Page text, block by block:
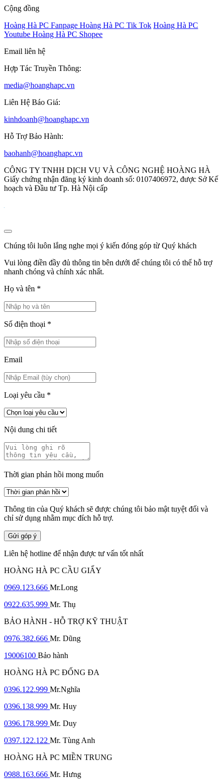
Cộng đồng
Hoàng Hà PC Fanpage Hoàng Hà PC Tik Tok Hoàng Hà PC
Youtube Hoàng Hà PC Shopee
Email liên hệ
Hợp Tác Truyền Thông:
media@hoanghapc.vn
Liên Hệ Báo Giá:
kinhdoanh@hoanghapc.vn
Hỗ Trợ Bảo Hành:
baohanh@hoanghapc.vn
CÔNG TY TNHH DỊCH VỤ VÀ CÔNG NGHỆ HOÀNG HÀ
Giấy chứng nhận đăng ký kinh doanh số: 0107406972, được Sở Kế
hoạch và Đầu tư Tp. Hà Nội cấp
Chúng tôi luôn lắng nghe mọi ý kiến đóng góp từ Quý khách
Vui lòng điền đầy đủ thông tin bên dưới để chúng tôi có thể hỗ trợ
nhanh chóng và chính xác nhất.
Họ và tên *
Số điện thoại *
Email
Loại yêu cầu *
Nội dung chi tiết
Thời gian phản hồi mong muốn
Thông tin của Quý khách sẽ được chúng tôi bảo mật tuyệt đối và
chỉ sử dụng nhằm mục đích hỗ trợ.
Gửi góp ý
Liên hệ hotline để nhận được tư vấn tốt nhất
HOÀNG HÀ PC CẦU GIẤY
0969.123.666 Mr.Long
0922.635.999 Mr. Thụ
BẢO HÀNH - HỖ TRỢ KỸ THUẬT
0976.382.666 Mr. Dũng
19006100 Bảo hành
HOÀNG HÀ PC ĐỐNG ĐA
0396.122.999 Mr.Nghĩa
0396.138.999 Mr. Huy
0396.178.999 Mr. Duy
0397.122.122 Mr. Tùng Anh
HOÀNG HÀ PC MIỀN TRUNG
0988.163.666 Mr. Hưng